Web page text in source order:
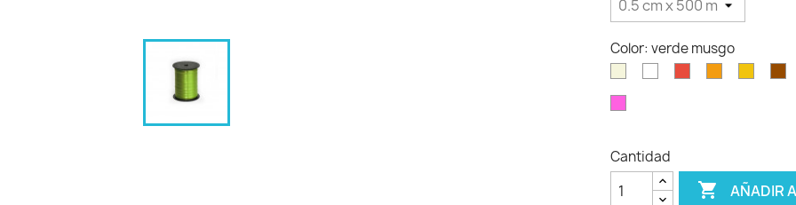
Color: verde musgo
Cantidad
 AÑADIR